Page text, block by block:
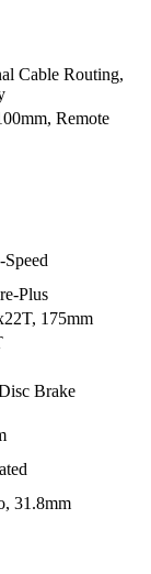
Cable Routing,
Remote
Plus
175mm
Brake
31.8mm